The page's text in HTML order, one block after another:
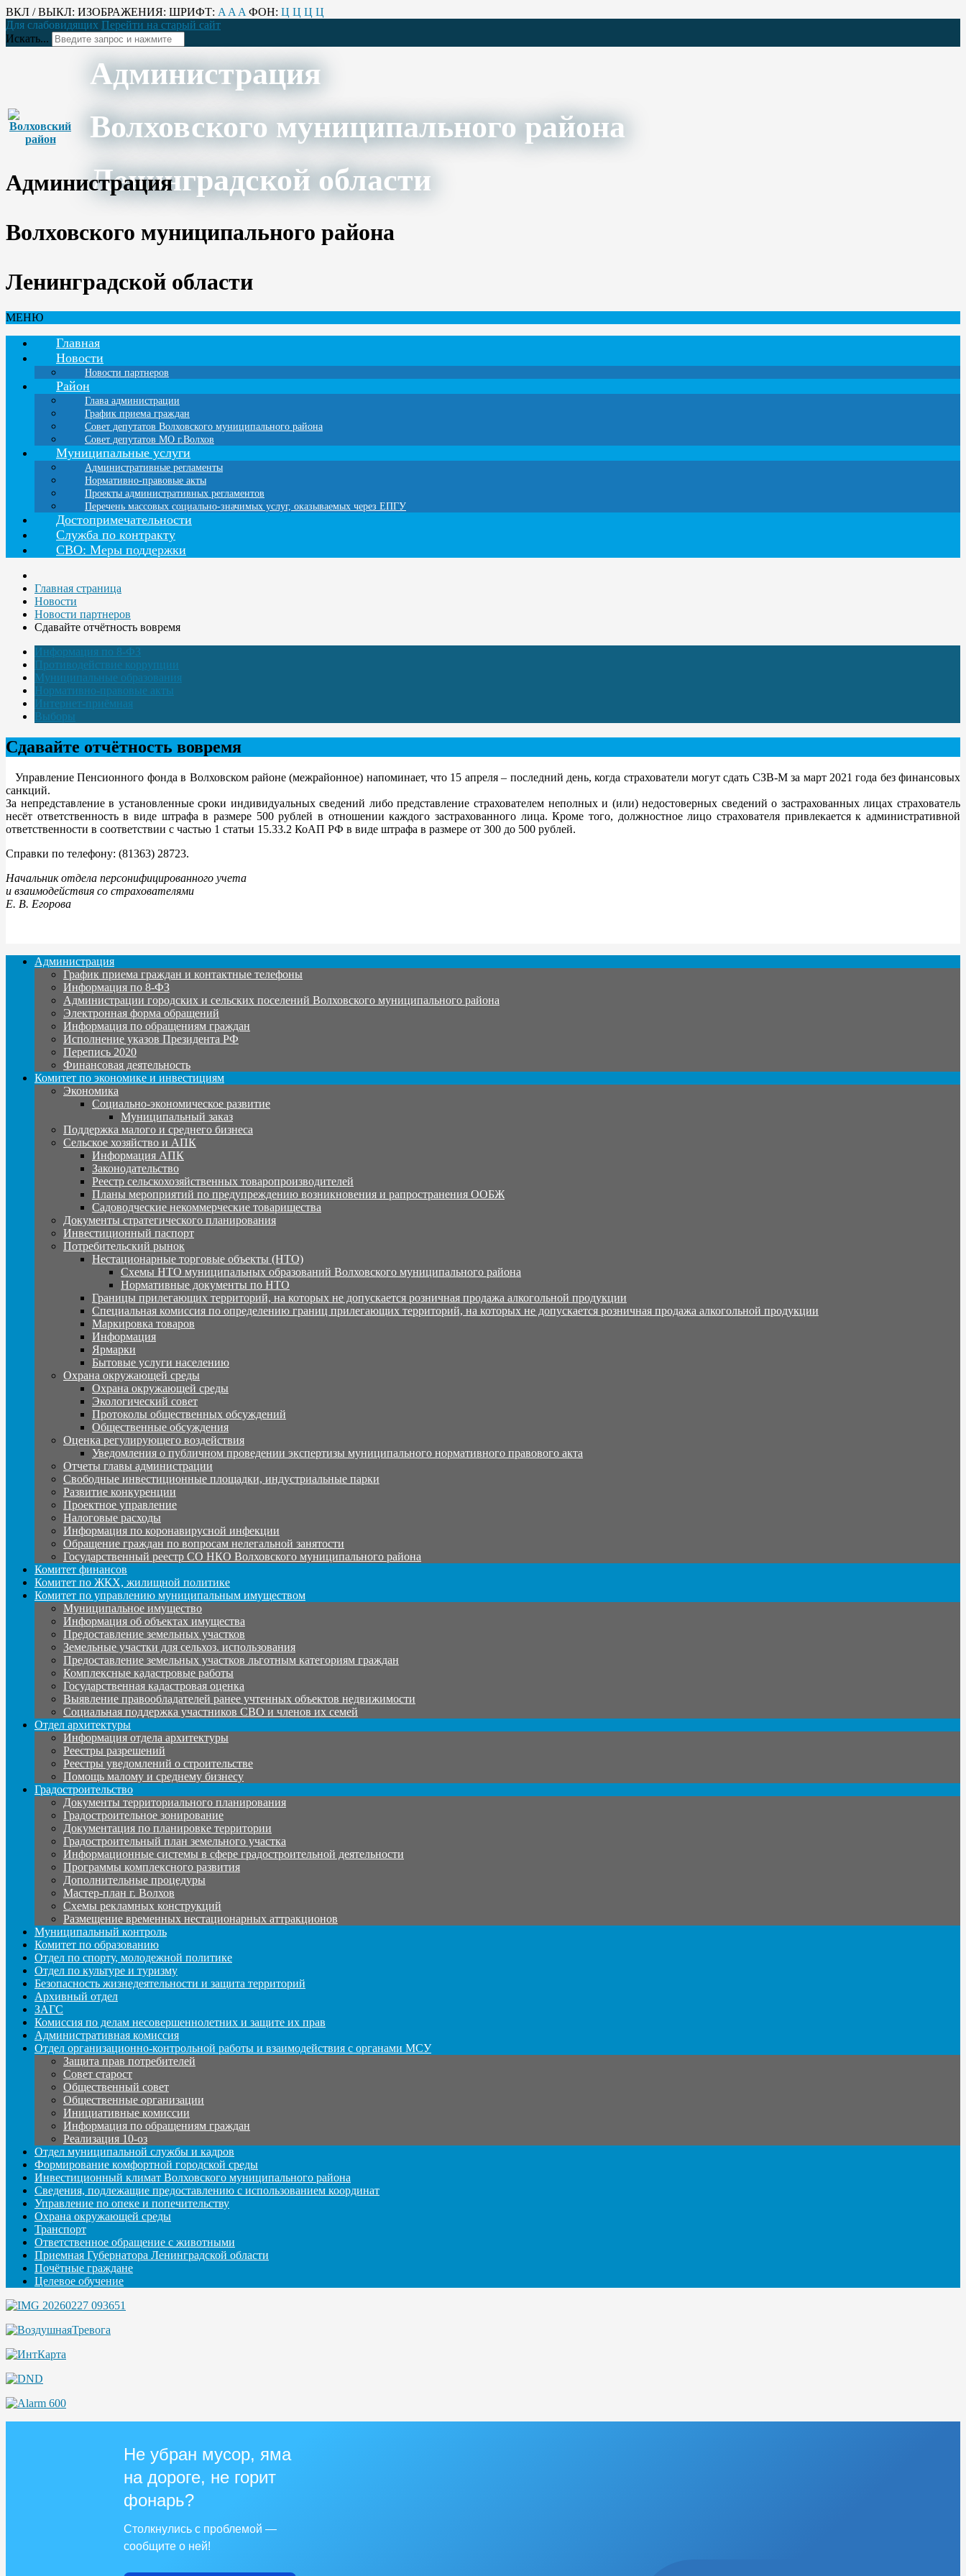
ВКЛ / ВЫКЛ: ИЗОБРАЖЕНИЯ: ШРИФТ: A A A ФОН: Ц Ц Ц Ц
Для слабовидящих Перейти на старый сайт
Искать...
Администрация
Волховского муниципального района
Ленинградской области
Администрация
Волховского муниципального района
Ленинградской области
МЕНЮ
Главная
Новости
Новости партнеров
Район
Глава администрации
График приема граждан
Совет депутатов Волховского муниципального района
Совет депутатов МО г.Волхов
Муниципальные услуги
Административные регламенты
Нормативно-правовые акты
Проекты административных регламентов
Перечень массовых социально-значимых услуг, оказываемых через ЕПГУ
Достопримечательности
Служба по контракту
СВО: Меры поддержки
Главная страница
Новости
Новости партнеров
Сдавайте отчётность вовремя
Информация по 8-ФЗ
Противодействие коррупции
Муниципальные образования
Нормативно-правовые акты
Интернет-приёмная
Выборы
Сдавайте отчётность вовремя
Управление Пенсионного фонда в Волховском районе (межрайонное) напоминает, что 15 апреля – последний день, когда страхователи могут сдать СЗВ-М за март 2021 года без финансовых
санкций.
За непредставление в установленные сроки индивидуальных сведений либо представление страхователем неполных и (или) недостоверных сведений о застрахованных лицах страхователь
несёт ответственность в виде штрафа в размере 500 рублей в отношении каждого застрахованного лица. Кроме того, должностное лицо страхователя привлекается к административной
ответственности в соответствии с частью 1 статьи 15.33.2 КоАП РФ в виде штрафа в размере от 300 до 500 рублей.
Справки по телефону: (81363) 28723.
Начальник отдела персонифицированного учета
и взаимодействия со страхователями
Е. В. Егорова
Администрация
График приема граждан и контактные телефоны
Информация по 8-ФЗ
Администрации городских и сельских поселений Волховского муниципального района
Электронная форма обращений
Информация по обращениям граждан
Исполнение указов Президента РФ
Перепись 2020
Финансовая деятельность
Комитет по экономике и инвестициям
Экономика
Социально-экономическое развитие
Муниципальный заказ
Поддержка малого и среднего бизнеса
Сельское хозяйство и АПК
Информация АПК
Законодательство
Реестр сельскохозяйственных товаропроизводителей
Планы мероприятий по предупреждению возникновения и рапространения ООБЖ
Садоводческие некоммерческие товарищества
Документы стратегического планирования
Инвестиционный паспорт
Потребительский рынок
Нестационарные торговые объекты (НТО)
Схемы НТО муниципальных образований Волховского муниципального района
Нормативные документы по НТО
Границы прилегающих территорий, на которых не допускается розничная продажа алкогольной продукции
Специальная комиссия по определению границ прилегающих территорий, на которых не допускается розничная продажа алкогольной продукции
Маркировка товаров
Информация
Ярмарки
Бытовые услуги населению
Охрана окружающей среды
Охрана окружающей среды
Экологический совет
Протоколы общественных обсуждений
Общественные обсуждения
Оценка регулирующего воздействия
Уведомления о публичном проведении экспертизы муниципального нормативного правового акта
Отчеты главы администрации
Свободные инвестиционные площадки, индустриальные парки
Развитие конкуренции
Проектное управление
Налоговые расходы
Информация по коронавирусной инфекции
Обращение граждан по вопросам нелегальной занятости
Государственный реестр СО НКО Волховского муниципального района
Комитет финансов
Комитет по ЖКХ, жилищной политике
Комитет по управлению муниципальным имуществом
Муниципальное имущество
Информация об объектах имущества
Предоставление земельных участков
Земельные участки для сельхоз. использования
Предоставление земельных участков льготным категориям граждан
Комплексные кадастровые работы
Государственная кадастровая оценка
Выявление правообладателей ранее учтенных объектов недвижимости
Социальная поддержка участников СВО и членов их семей
Отдел архитектуры
Информация отдела архитектуры
Реестры разрешений
Реестры уведомлений о строительстве
Помощь малому и среднему бизнесу
Градостроительство
Документы территориального планирования
Градостроительное зонирование
Документация по планировке территории
Градостроительный план земельного участка
Информационные системы в сфере градостроительной деятельности
Программы комплексного развития
Дополнительные процедуры
Мастер-план г. Волхов
Схемы рекламных конструкций
Размещение временных нестационарных аттракционов
Муниципальный контроль
Комитет по образованию
Отдел по спорту, молодежной политике
Отдел по культуре и туризму
Безопасность жизнедеятельности и защита территорий
Архивный отдел
ЗАГС
Комиссия по делам несовершеннолетних и защите их прав
Административная комиссия
Отдел организационно-контрольной работы и взаимодействия с органами МСУ
Защита прав потребителей
Совет старост
Общественный совет
Общественные организации
Инициативные комиссии
Информация по обращениям граждан
Реализация 10-оз
Отдел муниципальной службы и кадров
Формирование комфортной городской среды
Инвестиционный климат Волховского муниципального района
Сведения, подлежащие предоставлению с использованием координат
Управление по опеке и попечительству
Охрана окружающей среды
Транспорт
Ответственное обращение с животными
Приемная Губернатора Ленинградской области
Почётные граждане
Целевое обучение
Не убран мусор, яма
на дороге, не горит
фонарь?
Столкнулись с проблемой —
сообщите о ней!